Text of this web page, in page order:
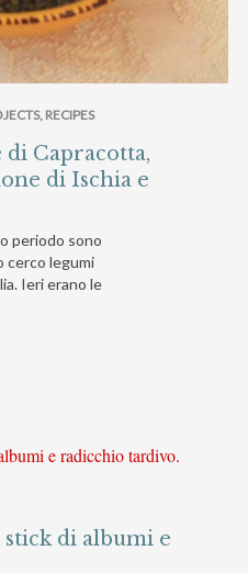
, RECIPES
Capracotta,
di Ischia e
periodo sono
cerco legumi
Ieri erano le
di albumi e